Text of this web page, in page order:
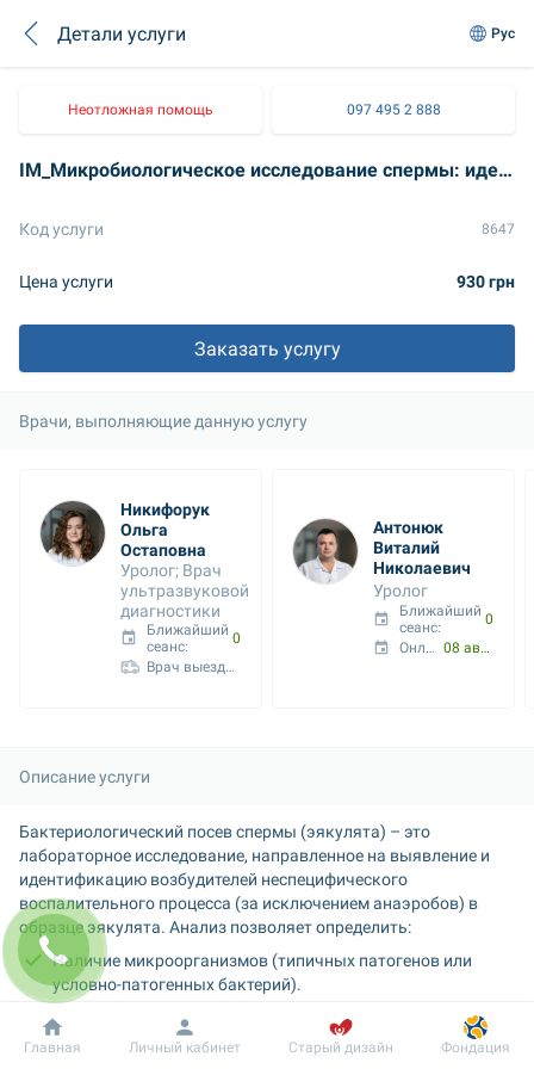
Детали услуги Рус
Неотложная помощь 097 495 2 888
IM_Микробиологическое исследование спермы: идентификация микроорганизмов. Антибиотикограмма
Код услуги 8647
Цена услуги 930 грн
Заказать услугу
Врачи, выполняющие данную услугу
Никифорук
Ольга
Остаповна
Уролог; Врач
ультразвуковой
диагностики
Ближайший
сеанс:
Антонюк
Виталий
Николаевич
Уролог
Ближайший
сеанс:
Онлайн с:
08 авг. 10:00
Описание услуги
Бактериологический посев спермы (эякулята) – это
лабораторное исследование, направленное на выявление и
идентификацию возбудителей неспецифического
воспалительного процесса (за исключением анаэробов) в
образце эякулята. Анализ позволяет определить:
Наличие микроорганизмов (типичных патогенов или
условно-патогенных бактерий).
Количественный состав (степень обсеменения).
Чувствительность выявленных бактерий к антибиотикам,
Добробут Информация Пациенту
Главная Личный кабинет Старый дизайн Фондация